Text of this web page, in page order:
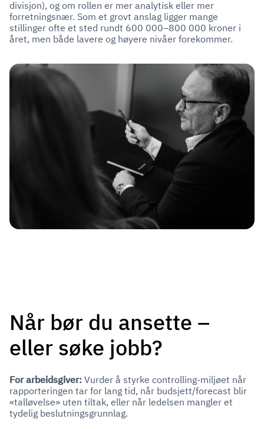
divisjon), og om rollen er mer analytisk eller mer
forretningsnær. Som et grovt anslag ligger mange
stillinger ofte et sted rundt 600 000–800 000 kroner i
året, men både lavere og høyere nivåer forekommer.
Når bør du ansette –
eller søke jobb?
For arbeidsgiver: Vurder å styrke controlling-miljøet når
rapporteringen tar for lang tid, når budsjett/forecast blir
«talløvelse» uten tiltak, eller når ledelsen mangler et
tydelig beslutningsgrunnlag.